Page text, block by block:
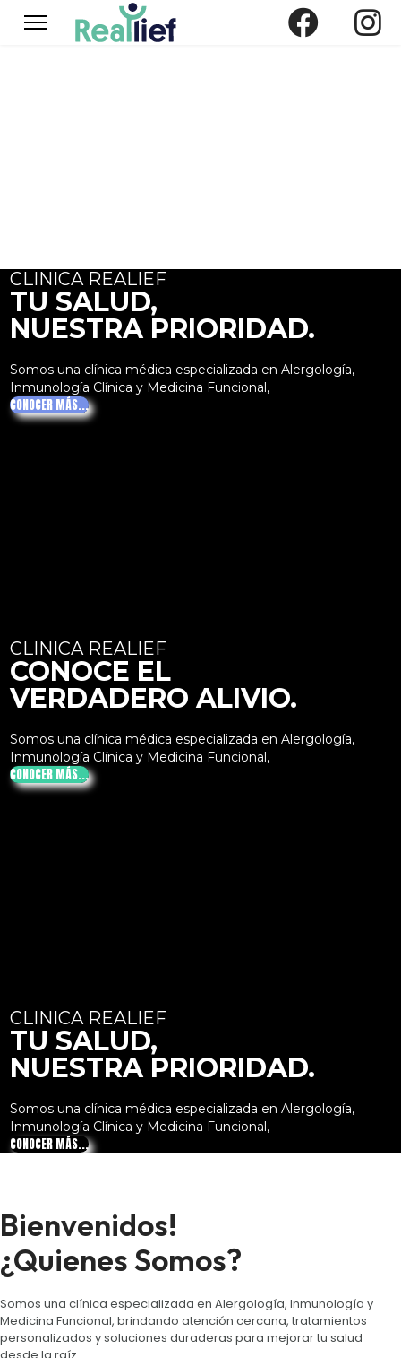
CLINICA REALIEF
TU SALUD,
NUESTRA PRIORIDAD.
Somos una clínica médica especializada en Alergología,
Inmunología Clínica y Medicina Funcional,
CONOCER MÁS...
CLINICA REALIEF
CONOCE EL
VERDADERO ALIVIO.
Somos una clínica médica especializada en Alergología,
Inmunología Clínica y Medicina Funcional,
CONOCER MÁS...
CLINICA REALIEF
TU SALUD,
NUESTRA PRIORIDAD.
Somos una clínica médica especializada en Alergología,
Inmunología Clínica y Medicina Funcional,
CONOCER MÁS...
Bienvenidos!
¿Quienes Somos?
Somos una clínica especializada en Alergología, Inmunología y
Medicina Funcional, brindando atención cercana, tratamientos
personalizados y soluciones duraderas para mejorar tu salud